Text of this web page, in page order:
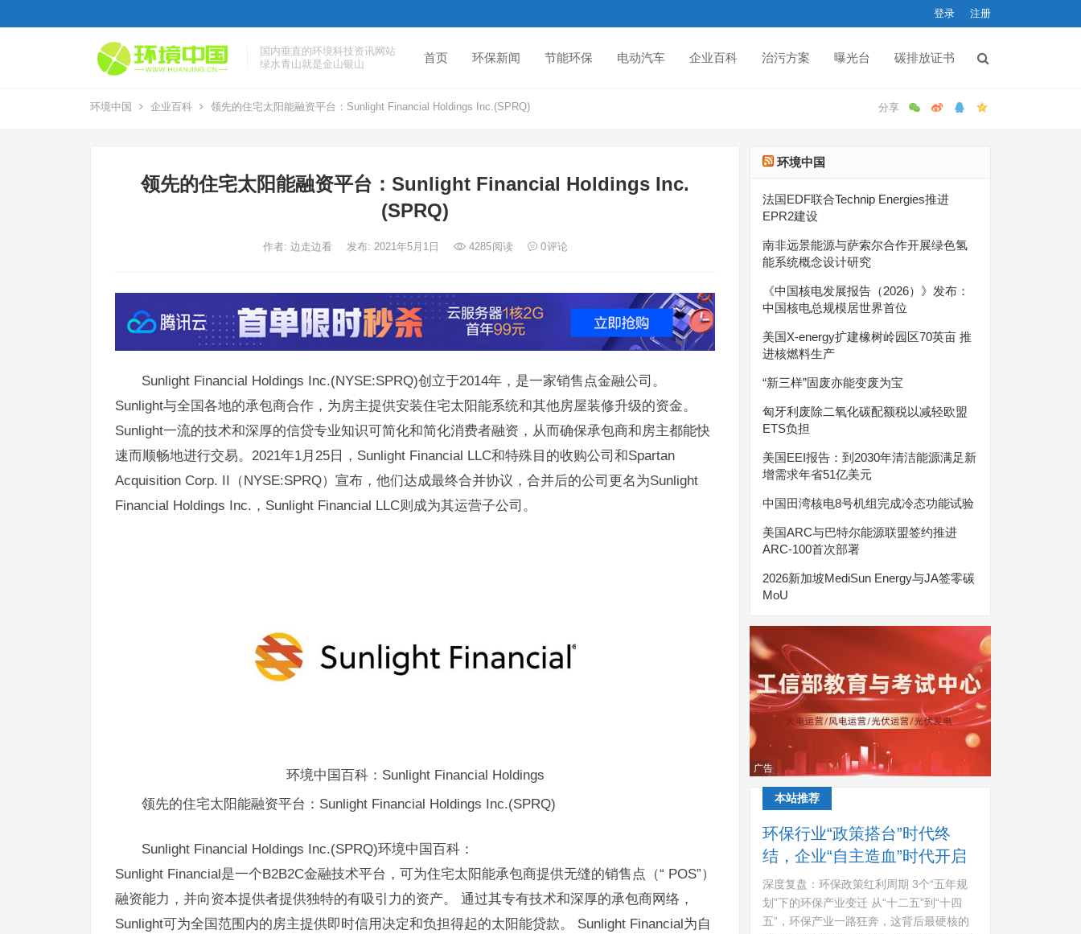
登录 注册
国内垂直的环境科技资讯网站
绿水青山就是金山银山
首页 环保新闻 节能环保 电动汽车 企业百科 治污方案 曝光台 碳排放证书
环境中国 企业百科 领先的住宅太阳能融资平台：Sunlight Financial Holdings Inc.(SPRQ)
领先的住宅太阳能融资平台：Sunlight Financial Holdings Inc.
(SPRQ)
作者: 边走边看 发布: 2021年5月1日 4285阅读 0评论
Sunlight Financial Holdings Inc.(NYSE:SPRQ)创立于2014年，是一家销售点金融公司。
Sunlight与全国各地的承包商合作，为房主提供安装住宅太阳能系统和其他房屋装修升级的资金。
Sunlight一流的技术和深厚的信贷专业知识可简化和简化消费者融资，从而确保承包商和房主都能快
速而顺畅地进行交易。2021年1月25日，Sunlight Financial LLC和特殊目的收购公司和Spartan
Acquisition Corp. II（NYSE:SPRQ）宣布，他们达成最终合并协议，合并后的公司更名为Sunlight
Financial Holdings Inc.，Sunlight Financial LLC则成为其运营子公司。
环境中国百科：Sunlight Financial Holdings
领先的住宅太阳能融资平台：Sunlight Financial Holdings Inc.(SPRQ)
Sunlight Financial Holdings Inc.(SPRQ)环境中国百科：
Sunlight Financial是一个B2B2C金融技术平台，可为住宅太阳能承包商提供无缝的销售点（“ POS”）
融资能力，并向资本提供者提供独特的有吸引力的资产。 通过其专有技术和深厚的承包商网络，
Sunlight可为全国范围内的房主提供即时信用决定和负担得起的太阳能贷款。 Sunlight Financial为自
环境中国
法国EDF联合Technip Energies推进
EPR2建设
南非远景能源与萨索尔合作开展绿色氢
能系统概念设计研究
《中国核电发展报告（2026）》发布：
中国核电总规模居世界首位
美国X-energy扩建橡树岭园区70英亩 推
进核燃料生产
“新三样”固废亦能变废为宝
匈牙利废除二氧化碳配额税以减轻欧盟
ETS负担
美国EEI报告：到2030年清洁能源满足新
增需求年省51亿美元
中国田湾核电8号机组完成冷态功能试验
美国ARC与巴特尔能源联盟签约推进
ARC-100首次部署
2026新加坡MediSun Energy与JA签零碳
MoU
广告
本站推荐
环保行业“政策搭台”时代终
结，企业“自主造血”时代开启
深度复盘：环保政策红利周期 3个“五年规
划”下的环保产业变迁 从“十二五”到“十四
五”，环保产业一路狂奔，这背后最硬核的